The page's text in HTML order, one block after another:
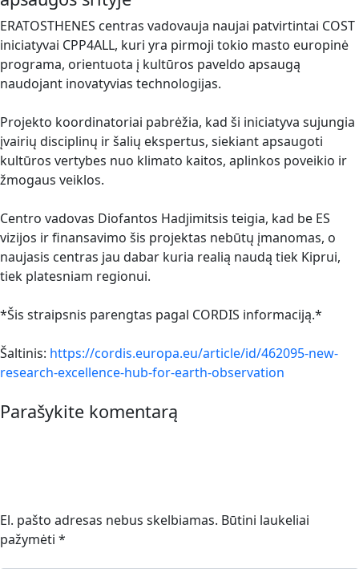
ERATOSTHENES centras vadovauja naujai patvirtintai COST
iniciatyvai CPP4ALL, kuri yra pirmoji tokio masto europinė
programa, orientuota į kultūros paveldo apsaugą
naudojant inovatyvias technologijas.
Projekto koordinatoriai pabrėžia, kad ši iniciatyva sujungia
įvairių disciplinų ir šalių ekspertus, siekiant apsaugoti
kultūros vertybes nuo klimato kaitos, aplinkos poveikio ir
žmogaus veiklos.
Centro vadovas Diofantos Hadjimitsis teigia, kad be ES
vizijos ir finansavimo šis projektas nebūtų įmanomas, o
naujasis centras jau dabar kuria realią naudą tiek Kiprui,
tiek platesniam regionui.
*Šis straipsnis parengtas pagal CORDIS informaciją.*
Šaltinis: https://cordis.europa.eu/article/id/462095-new-
research-excellence-hub-for-earth-observation
Parašykite komentarą
El. pašto adresas nebus skelbiamas. Būtini laukeliai
pažymėti *